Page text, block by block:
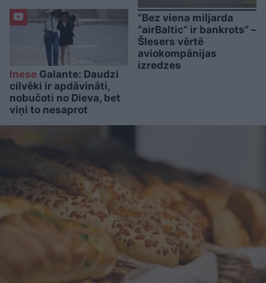
Inese Galante: Daudzi
cilvēki ir apdāvināti,
nobučoti no Dieva, bet
viņi to nesaprot
“Bez viena miljarda
“airBaltic” ir bankrots” –
Šlesers vērtē
aviokompānijas
izredzes